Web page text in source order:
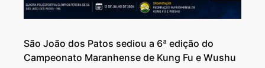
São João dos Patos sediou a 6ª edição do
Campeonato Maranhense de Kung Fu e Wushu